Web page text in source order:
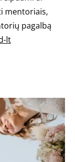
mentoriais,
pagalbą
lt